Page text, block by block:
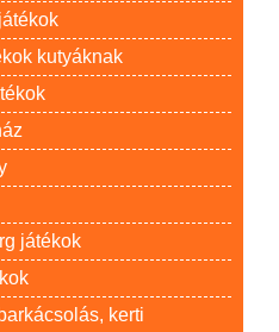
kutyáknak
játékok
kerti